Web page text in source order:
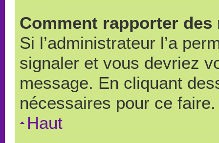
Comment rapporter
Si l’administrateur l’a
signaler et vous devriez
message. En cliquant
nécessaires pour ce faire.
Haut